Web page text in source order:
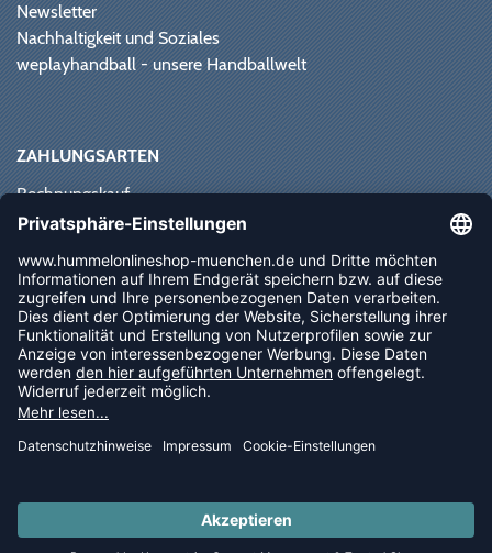
Newsletter
Nachhaltigkeit und Soziales
weplayhandball - unsere Handballwelt
ZAHLUNGSARTEN
Rechnungskauf
Paypal
Vorkasse
Sofortüberweisung
NEWSLETTER